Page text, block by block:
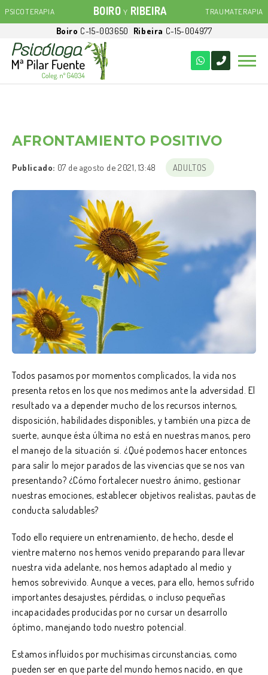
PSICOTERAPIA BOIRO Y RIBEIRA TRAUMATERAPIA
Boiro C-15-003650 Ribeira C-15-004977
AFRONTAMIENTO POSITIVO
Publicado: 07 de agosto de 2021, 13:48 ADULTOS
Todos pasamos por momentos complicados, la vida nos
presenta retos en los que nos medimos ante la adversidad. El
resultado va a depender mucho de los recursos internos,
disposición, habilidades disponibles, y también una pizca de
suerte, aunque ésta última no está en nuestras manos, pero
el manejo de la situación sí. ¿Qué podemos hacer entonces
para salir lo mejor parados de las vivencias que se nos van
presentando? ¿Cómo fortalecer nuestro ánimo, gestionar
nuestras emociones, establecer objetivos realistas, pautas de
conducta saludables?
Todo ello requiere un entrenamiento, de hecho, desde el
vientre materno nos hemos venido preparando para llevar
nuestra vida adelante, nos hemos adaptado al medio y
hemos sobrevivido. Aunque a veces, para ello, hemos sufrido
importantes desajustes, pérdidas, o incluso pequeñas
incapacidades producidas por no cursar un desarrollo
óptimo, manejando todo nuestro potencial.
Estamos influidos por muchísimas circunstancias, como
pueden ser en que parte del mundo hemos nacido, en que